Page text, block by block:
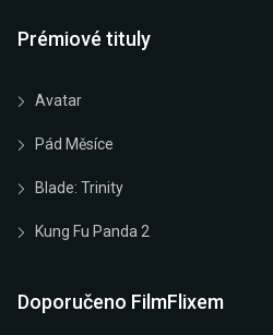
Prémiové tituly
Avatar
Pád Měsíce
Blade: Trinity
Kung Fu Panda 2
Doporučeno FilmFlixem